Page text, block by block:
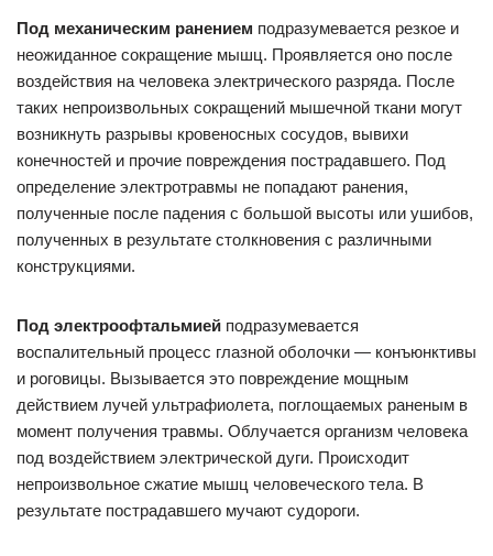
Под механическим ранением подразумевается резкое и
неожиданное сокращение мышц. Проявляется оно после
воздействия на человека электрического разряда. После
таких непроизвольных сокращений мышечной ткани могут
возникнуть разрывы кровеносных сосудов, вывихи
конечностей и прочие повреждения пострадавшего. Под
определение электротравмы не попадают ранения,
полученные после падения с большой высоты или ушибов,
полученных в результате столкновения с различными
конструкциями.
Под электроофтальмией подразумевается
воспалительный процесс глазной оболочки — конъюнктивы
и роговицы. Вызывается это повреждение мощным
действием лучей ультрафиолета, поглощаемых раненым в
момент получения травмы. Облучается организм человека
под воздействием электрической дуги. Происходит
непроизвольное сжатие мышц человеческого тела. В
результате пострадавшего мучают судороги.